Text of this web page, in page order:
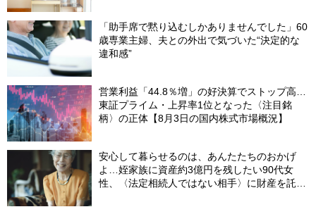
「助手席で黙り込むしかありませんでした」60
歳専業主婦、夫との外出で気づいた“決定的な
違和感”
営業利益「44.8％増」の好決算でストップ高…
東証プライム・上昇率1位となった〈注目銘
柄〉の正体【8月3日の国内株式市場概況】
安心して暮らせるのは、あんたたちのおかげ
よ…姪家族に資産約3億円を残したい90代女
性、〈法定相続人ではない相手〉に財産を託せ